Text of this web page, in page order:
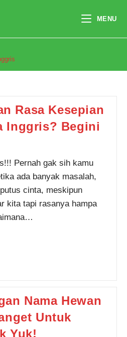
MENU
Rasa Kesepian
Inggris? Begini
Pernah gak sih kamu
ada banyak masalah,
cinta, meskipun
kita tapi rasanya hampa
Nama Hewan
Untuk
Yuk!